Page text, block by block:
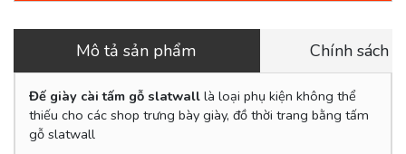
Mô tả sản phẩm Chính sách
Đế giày cài tấm gỗ slatwalllà loại phụ kiện không thể
thiếu cho các shop trưng bày giày, đồ thời trang bằng tấm
gỗ slatwall